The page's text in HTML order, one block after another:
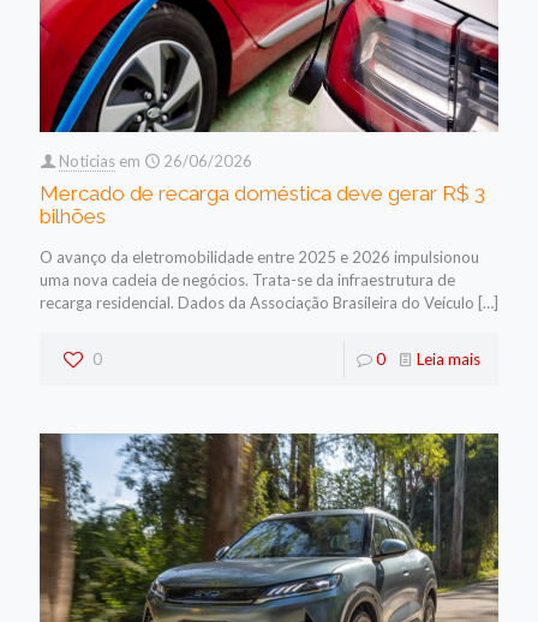
Noticias em 26/06/2026
Mercado de recarga doméstica deve gerar R$ 3
bilhões
O avanço da eletromobilidade entre 2025 e 2026 impulsionou
uma nova cadeia de negócios. Trata-se da infraestrutura de
recarga residencial. Dados da Associação Brasileira do Veículo […]
0 0 Leia mais